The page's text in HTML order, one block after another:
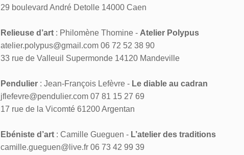
29 boulevard André Detolle 14000 Caen
Relieuse d’art : Philomène Thomine - Atelier Polypus
atelier.polypus@gmail.com 06 72 52 38 90
33 rue de Valleuil Supermonde 14120 Mandeville
Pendulier: Jean-François Lefèvre - Le diable au cadran
jflefevre@pendulier.com 07 81 15 27 69
17 rue de la Vicomté 61200 Argentan
Ebéniste d’art: Camille Gueguen - L’atelier des traditions
camille.gueguen@live.fr 06 73 42 99 39